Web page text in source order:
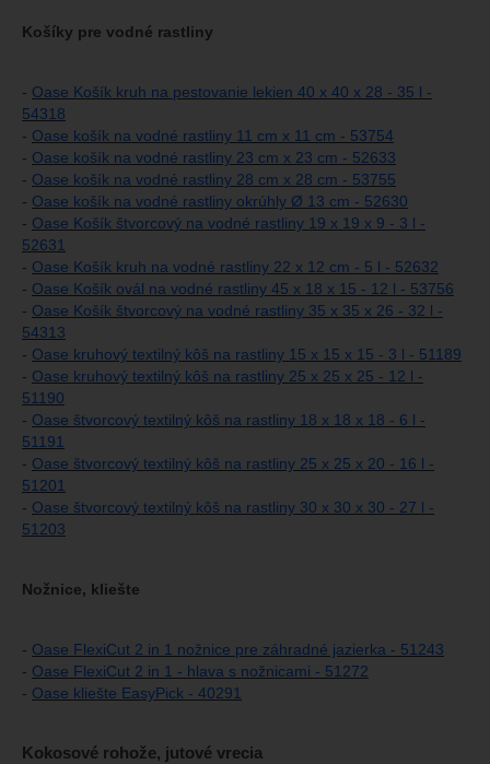
Košíky pre vodné rastliny
- Oase Košík kruh na pestovanie lekien 40 x 40 x 28 - 35 l -
54318
- Oase košík na vodné rastliny 11 cm x 11 cm - 53754
- Oase košík na vodné rastliny 23 cm x 23 cm - 52633
- Oase košík na vodné rastliny 28 cm x 28 cm - 53755
- Oase košík na vodné rastliny okrúhly Ø 13 cm - 52630
- Oase Košík štvorcový na vodné rastliny 19 x 19 x 9 - 3 l -
52631
- Oase Košík kruh na vodné rastliny 22 x 12 cm - 5 l - 52632
- Oase Košík ovál na vodné rastliny 45 x 18 x 15 - 12 l - 53756
- Oase Košík štvorcový na vodné rastliny 35 x 35 x 26 - 32 l -
54313
- Oase kruhový textilný kôš na rastliny 15 x 15 x 15 - 3 l - 51189
- Oase kruhový textilný kôš na rastliny 25 x 25 x 25 - 12 l -
51190
- Oase štvorcový textilný kôš na rastliny 18 x 18 x 18 - 6 l -
51191
- Oase štvorcový textilný kôš na rastliny 25 x 25 x 20 - 16 l -
51201
- Oase štvorcový textilný kôš na rastliny 30 x 30 x 30 - 27 l -
51203
Nožnice, kliešte
- Oase FlexiCut 2 in 1 nožnice pre záhradné jazierka - 51243
- Oase FlexiCut 2 in 1 - hlava s nožnicami - 51272
- Oase kliešte EasyPick - 40291
Kokosové rohože, jutové vrecia